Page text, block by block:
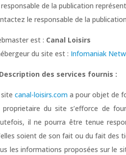
de la publication
le responsable de la
est : Canal Loisirs
du site est : Infomaniak
des services fournis :
sitecanal-loisirs.com a pour objet de
proprietaire du site s’efforce de
il ne pourra être tenue
soient de son fait ou du fait des
les informations proposées sur le